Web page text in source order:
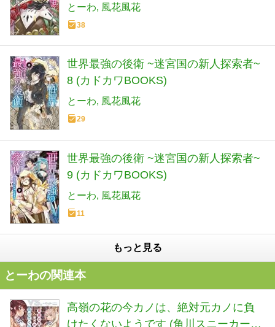
とーわ 風花風花
38
世界最強の後衛 ~迷宮国の新人探索者~
8 (カドカワBOOKS)
とーわ 風花風花
29
世界最強の後衛 ~迷宮国の新人探索者~
9 (カドカワBOOKS)
とーわ 風花風花
11
もっと見る
とーわの関連本
高嶺の花の今カノは、絶対元カノに負
けたくないようです (角川スニーカー文